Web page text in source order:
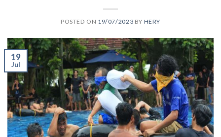
POSTED ON 19/07/2023 BY HERY
19
Jul